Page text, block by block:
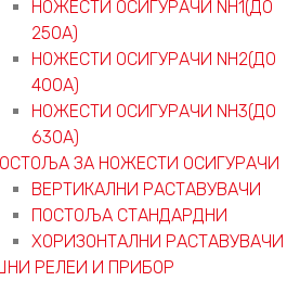
НОЖЕСТИ ОСИГУРАЧИ NH1(ДО
250А)
НОЖЕСТИ ОСИГУРАЧИ NH2(ДО
400А)
НОЖЕСТИ ОСИГУРАЧИ NH3(ДО
630А)
ЗА НОЖЕСТИ ОСИГУРАЧИ
ВЕРТИКАЛНИ РАСТАВУВАЧИ
ПОСТОЉА СТАНДАРДНИ
ХОРИЗОНТАЛНИ РАСТАВУВАЧИ
РЕЛЕИ И ПРИБОР